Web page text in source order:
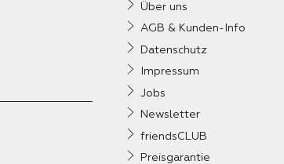
Über uns
AGB & Kunden-Info
Datenschutz
Impressum
Jobs
Newsletter
friendsCLUB
Preisgarantie